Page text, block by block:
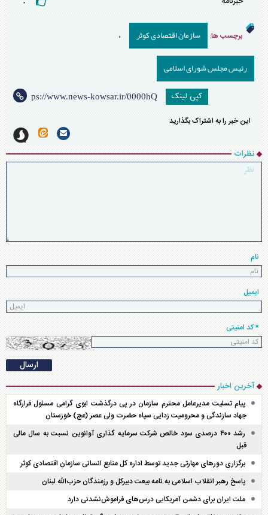
۰
برچسب ها: سازمان اقتصادی کوثر ،
رئیس مجلس شورای اسلامی
کپی لینک
این خبر را به اشتراک بگذارید
نظرات
نام
ایمیل
* کد امنیتی
آخرین اخبار
پیام تسلیت مدیرعامل محترم سازمان در پی درگذشت ابوی گرامی مسئول قرارگاه
جهاد سازندگی و محرومیت زدایی سپاه حضرت ولی عصر (عج) خوزستان
رشد ۴۰۰ درصدی سود خالص شرکت سرمایه گذاری آوانوین نسبت به سال مالی
قبل
برگزاری دور‌های مهارتی جدید توسط اداره کل منابع انسانی سازمان اقتصادی کوثر
پاسخ رهبر انقلاب اسلامی به نامه بیعت دبیرکل و رزمندگان حزب‌الله لبنان
ملت ایران برای دشمن آمریکایی درس‌های فراموش‌نشدنی دارد